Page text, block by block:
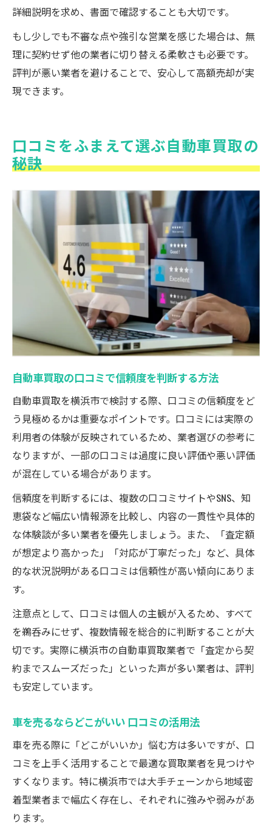
詳細説明を求め、書面で確認することも大切です。
もし少しでも不審な点や強引な営業を感じた場合は、無
理に契約せず他の業者に切り替える柔軟さも必要です。
評判が悪い業者を避けることで、安心して高額売却が実
現できます。
口コミをふまえて選ぶ自動車買取の
秘訣
自動車買取の口コミで信頼度を判断する方法
自動車買取を横浜市で検討する際、口コミの信頼度をど
う見極めるかは重要なポイントです。口コミには実際の
利用者の体験が反映されているため、業者選びの参考に
なりますが、一部の口コミは過度に良い評価や悪い評価
が混在している場合があります。
信頼度を判断するには、複数の口コミサイトやSNS、知
恵袋など幅広い情報源を比較し、内容の一貫性や具体的
な体験談が多い業者を優先しましょう。また、「査定額
が想定より高かった」「対応が丁寧だった」など、具体
的な状況説明がある口コミは信頼性が高い傾向にありま
す。
注意点として、口コミは個人の主観が入るため、すべて
を鵜呑みにせず、複数情報を総合的に判断することが大
切です。実際に横浜市の自動車買取業者で「査定から契
約までスムーズだった」といった声が多い業者は、評判
も安定しています。
車を売るならどこがいい 口コミの活用法
車を売る際に「どこがいいか」悩む方は多いですが、口
コミを上手く活用することで最適な買取業者を見つけや
すくなります。特に横浜市では大手チェーンから地域密
着型業者まで幅広く存在し、それぞれに強みや弱みがあ
ります。